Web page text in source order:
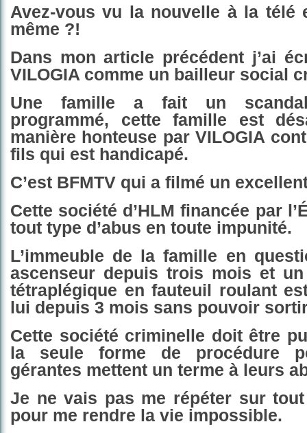
Avez-vous vu la nouvelle à la télé
même ?!
Dans mon article précédent j’ai
VILOGIA comme un bailleur social
Une famille a fait un
programmé, cette famille est
manière honteuse par VILOGIA
fils qui est handicapé.
C’est BFMTV qui a filmé un
Cette société d’HLM financée par
tout type d’abus en toute impunité.
L’immeuble de la famille en
ascenseur depuis trois mois et un
tétraplégique en fauteuil roulant
lui depuis 3 mois sans pouvoir
Cette société criminelle doit être
la seule forme de procédure
gérantes mettent un terme à leurs
Je ne vais pas me répéter sur
pour me rendre la vie impossible.